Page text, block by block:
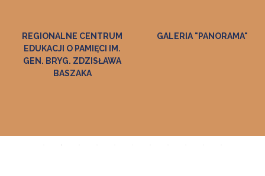
GALERIA "PANORAMA"
ZAGRODA FELICJI